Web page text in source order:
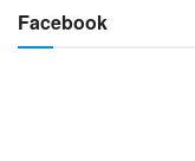
Facebook